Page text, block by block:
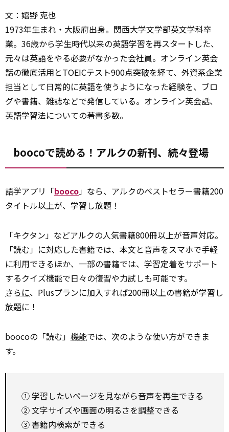
文：嬉野 克也
1973年生まれ・大阪府出身。関西大学文学部英文学科卒
業。36歳から学生時代以来の英語学習を再スタートした、
元々は英語をやる必要がなかった会社員。オンライン英会
話の徹底活用とTOEICテスト900点突破を経て、外資系企業
担当として日常的に英語を使うようになった経験を、ブロ
グや書籍、雑誌などで発信している。オンライン英会話、
英語学習法についての著書多数。
boocoで読める！アルクの新刊、続々登場
語学アプリ「booco」なら、アルクのベストセラー書籍200
タイトル以上が、学習し放題！
「キクタン」などアルクの人気書籍800冊以上が音声対応。
「読む」に対応した書籍では、本文と音声をスマホで手軽
に利用できるほか、一部の書籍では、学習定着をサポート
するクイズ機能で日々の復習や力試しも可能です。
さらに、Plusプランに加入すれば200冊以上の書籍が学習し
放題に！
boocoの「読む」 機能では、次のような使い方ができま
す。
① 学習したいページを見ながら音声を再生できる
② 文字サイズや画面の明るさを調整できる
③ 書籍内検索ができる